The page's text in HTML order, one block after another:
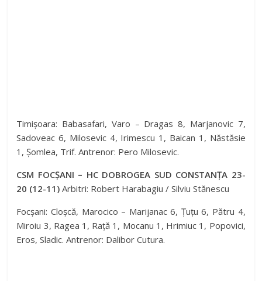
Timișoara: Babasafari, Varo – Dragas 8, Marjanovic 7,
Sadoveac 6, Milosevic 4, Irimescu 1, Baican 1, Năstăsie
1, Șomlea, Trif. Antrenor: Pero Milosevic.
CSM FOCȘANI – HC DOBROGEA SUD CONSTANȚA 23-
20 (12-11) Arbitri: Robert Harabagiu / Silviu Stănescu
Focșani: Cloșcă, Marocico – Marijanac 6, Țuțu 6, Pătru 4,
Miroiu 3, Ragea 1, Rață 1, Mocanu 1, Hrimiuc 1, Popovici,
Eros, Sladic. Antrenor: Dalibor Cutura.